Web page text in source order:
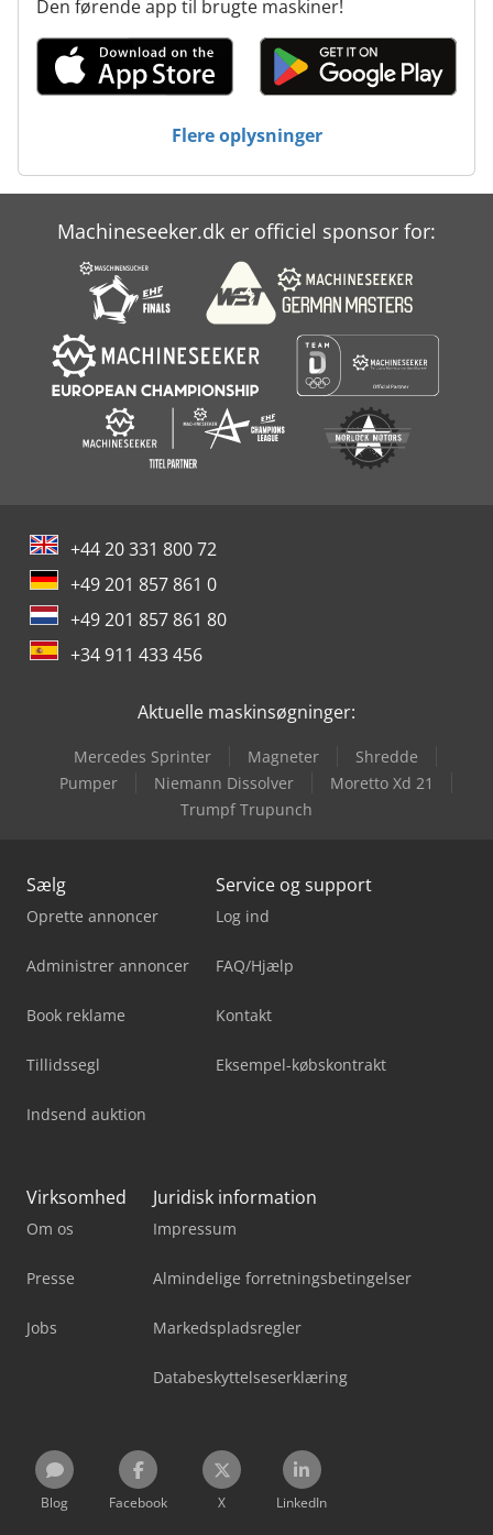
Den førende app til brugte maskiner!
Flere oplysninger
Machineseeker.dk er officiel sponsor for:
+44 20 331 800 72
+49 201 857 861 0
+49 201 857 861 80
+34 911 433 456
Aktuelle maskinsøgninger:
Mercedes Sprinter Magneter
Shredde
Pumper
Niemann Dissolver
Moretto Xd 21
Trumpf Trupunch
Sælg
Oprette annoncer
Administrer annoncer
Book reklame
Tillidssegl
Indsend auktion
Service og support
Log ind
FAQ/Hjælp
Kontakt
Eksempel-købskontrakt
Virksomhed
Om os
Presse
Jobs
Juridisk information
Impressum
Almindelige forretningsbetingelser
Markedspladsregler
Databeskyttelseserklæring
Blog Facebook X LinkedIn